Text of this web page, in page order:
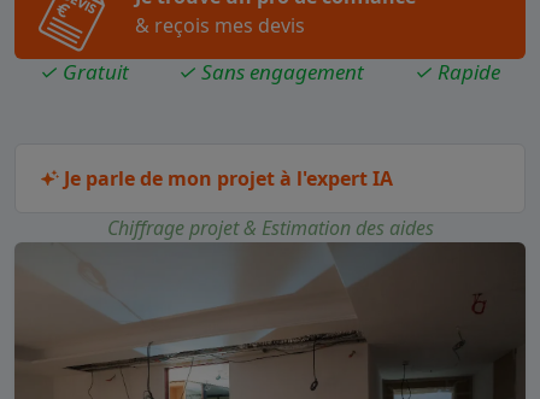
& reçois mes devis
✓ Gratuit ✓ Sans engagement ✓ Rapide
Je parle de mon projet à l'expert IA
Chiffrage projet & Estimation des aides